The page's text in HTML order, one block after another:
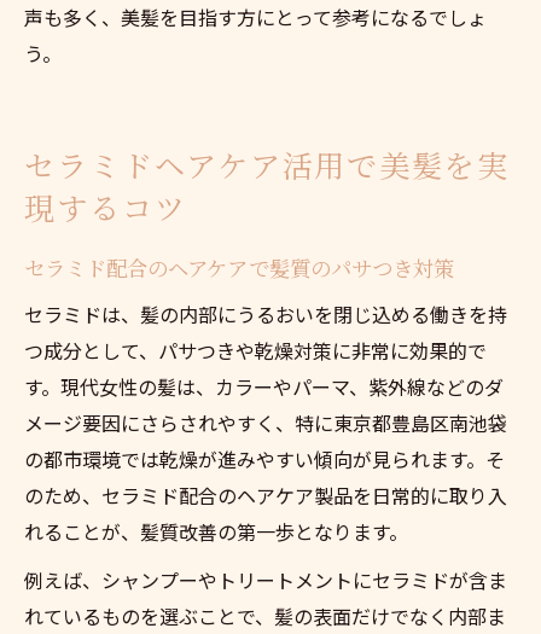
声も多く、美髪を目指す方にとって参考になるでしょ
う。
セラミドヘアケア活用で美髪を実
現するコツ
セラミド配合のヘアケアで髪質のパサつき対策
セラミドは、髪の内部にうるおいを閉じ込める働きを持
つ成分として、パサつきや乾燥対策に非常に効果的で
す。現代女性の髪は、カラーやパーマ、紫外線などのダ
メージ要因にさらされやすく、特に東京都豊島区南池袋
の都市環境では乾燥が進みやすい傾向が見られます。そ
のため、セラミド配合のヘアケア製品を日常的に取り入
れることが、髪質改善の第一歩となります。
例えば、シャンプーやトリートメントにセラミドが含ま
れているものを選ぶことで、髪の表面だけでなく内部ま